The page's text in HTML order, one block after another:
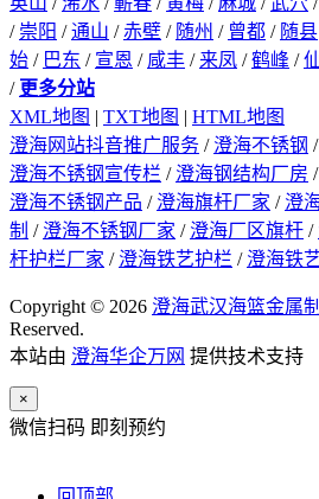
/ 崇阳 /通山 /赤壁 / 随州 / 曾都 / 随县
始 / 巴东 / 宣恩 / 咸丰 / 来凤 /鹤峰 /
/ 更多分站
XML地图 | TXT地图 | HTML地图
澄海网站抖音推广服务 / 澄海不锈钢 /
澄海不锈钢宣传栏 / 澄海钢结构厂房 /
澄海不锈钢产品 / 澄海旗杆厂家 / 澄
制 / 澄海不锈钢厂家 / 澄海厂区旗杆 /
杆护栏厂家 / 澄海铁艺护栏 / 澄海铁
Copyright © 2026 澄海武汉海篮金属
Reserved.
本站由 澄海华企万网 提供技术支持
×
微信扫码 即刻预约